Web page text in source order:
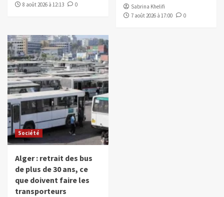
8 août 2026 à 12:13
0
Sabrina Khelifi
7 août 2026 à 17:00
0
Société
Alger : retrait des bus
de plus de 30 ans, ce
que doivent faire les
transporteurs